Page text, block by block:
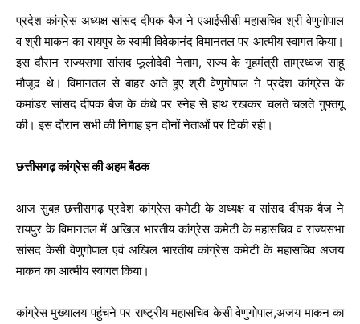
प्रदेश कांग्रेस अध्यक्ष सांसद दीपक बैज ने एआईसीसी महासचिव श्री वेणुगोपाल
व श्री माकन का रायपुर के स्वामी विवेकानंद विमानतल पर आत्मीय स्वागत किया।
इस दौरान राज्यसभा सांसद फूलोदेवी नेताम, राज्य के गृहमंत्री ताम्रध्वज साहू
मौजूद थे। विमानतल से बाहर आते हुए श्री वेणुगोपाल ने प्रदेश कांग्रेस के
कमांडर सांसद दीपक बैज के कंधे पर स्नेह से हाथ रखकर चलते चलते गुफ्तगू
की। इस दौरान सभी की निगाह इन दोनों नेताओं पर टिकी रही।
छत्तीसगढ़ कांग्रेस की अहम बैठक
आज सुबह छत्तीसगढ़ प्रदेश कांग्रेस कमेटी के अध्यक्ष व सांसद दीपक बैज ने
रायपुर के विमानतल में अखिल भारतीय कांग्रेस कमेटी के महासचिव व राज्यसभा
सांसद केसी वेणुगोपाल एवं अखिल भारतीय कांग्रेस कमेटी के महासचिव अजय
माकन का आत्मीय स्वागत किया।
कांग्रेस मुख्यालय पहुंचने पर राष्ट्रीय महासचिव केसी वेणुगोपाल,अजय माकन का